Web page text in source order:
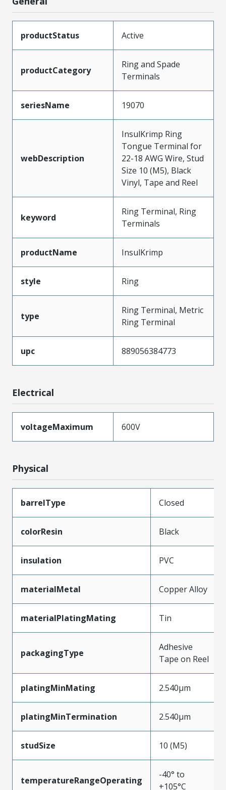
productStatus Active
productCategory
Ring and Spade
Terminals
seriesName 19070
webDescription
InsulKrimp Ring
Tongue Terminal for
22-18 AWG Wire, Stud
Size 10 (M5), Black
Vinyl, Tape and Reel
keyword
Ring Terminal, Ring
Terminals
productName InsulKrimp
style Ring
type
Ring Terminal, Metric
Ring Terminal
upc 889056384773
Electrical
voltageMaximum 600V
Physical
barrelType Closed
colorResin Black
insulation PVC
materialMetal Copper Alloy
materialPlatingMating Tin
packagingType
Adhesive
Tape on Reel
platingMinMating 2.540µm
platingMinTermination 2.540µm
studSize 10 (M5)
temperatureRangeOperating
-40° to
+105°C